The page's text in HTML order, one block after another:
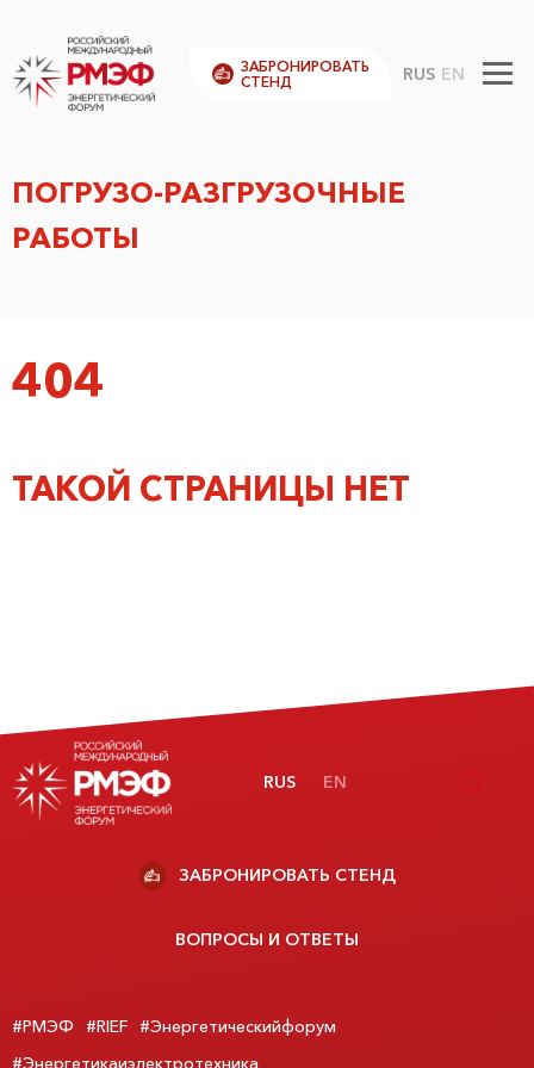
ЗАБРОНИРОВАТЬ
СТЕНД
RUS EN
ПОГРУЗО-РАЗГРУЗОЧНЫЕ
РАБОТЫ
404
ТАКОЙ СТРАНИЦЫ НЕТ
RUS EN
ЗАБРОНИРОВАТЬ СТЕНД
ВОПРОСЫ И ОТВЕТЫ
#РМЭФ #RIEF
#Энергетическийфорум
#Энергетикаиэлектротехника